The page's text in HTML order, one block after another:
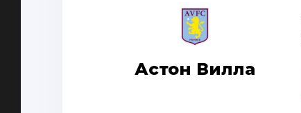
Астон Вилла